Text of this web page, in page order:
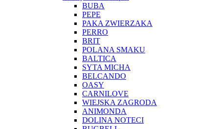
BUBA
PEPE
PAKA ZWIERZAKA
PERRO
BRIT
POLANA SMAKU
BALTICA
SYTA MICHA
BELCANDO
OASY
CARNILOVE
WIEJSKA ZAGRODA
ANIMONDA
DOLINA NOTECI